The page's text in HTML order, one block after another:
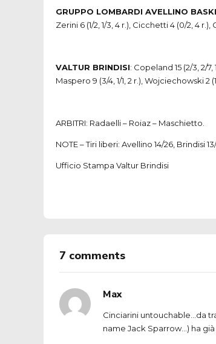
GRUPPO LOMBARDI AVELLINO
Zerini 6 (1/2, 1/3, 4 r.), Cicchetti 4 (0/2, 4
VALTUR BRINDISI: Copeland 15 (2/3, 2/7,
Maspero 9 (3/4, 1/1, 2 r.), Wojciechowski 2
ARBITRI: Radaelli – Roiaz – Maschietto.
NOTE – Tiri liberi: Avellino 14/26, Brindisi
Ufficio Stampa Valtur Brindisi
7 comments
Max
Cinciarini untouchable…da
name Jack Sparrow…) ha